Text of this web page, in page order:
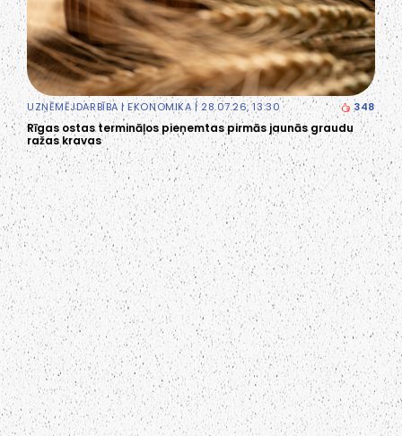
UZŅĒMĒJDARBĪBA|EKONOMIKA| 28.07.26, 13:30 348
Rīgas ostas termināļos pieņemtas pirmās jaunās graudu
ražas kravas